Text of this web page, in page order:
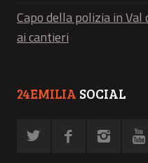
Capo della polizia in Val
ai cantieri
24EMILIA SOCIAL